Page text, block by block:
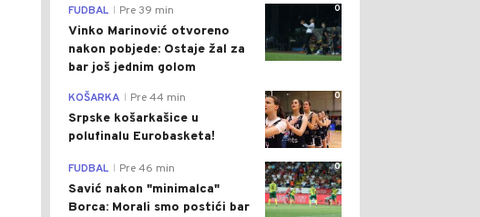
0
FUDBAL Pre 39 min
Vinko Marinović otvoreno
nakon pobjede: Ostaje žal za
bar još jednim golom
0
KOŠARKA Pre 44 min
Srpske košarkašice u
polufinalu Eurobasketa!
0
FUDBAL Pre 46 min
Savić nakon "minimalca"
Borca: Morali smo postići bar